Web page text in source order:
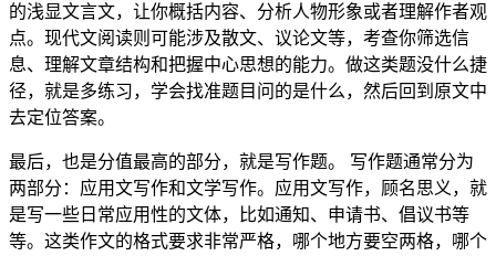
的浅显文言文，让你概括内容、分析人物形象或者理解作者观
点。现代文阅读则可能涉及散文、议论文等，考查你筛选信
息、理解文章结构和把握中心思想的能力。做这类题没什么捷
径，就是多练习，学会找准题目问的是什么，然后回到原文中
去定位答案。
最后，也是分值最高的部分，就是写作题。 写作题通常分为
两部分：应用文写作和文学写作。应用文写作，顾名思义，就
是写一些日常应用性的文体，比如通知、申请书、倡议书等
等。这类作文的格式要求非常严格，哪个地方要空两格，哪个